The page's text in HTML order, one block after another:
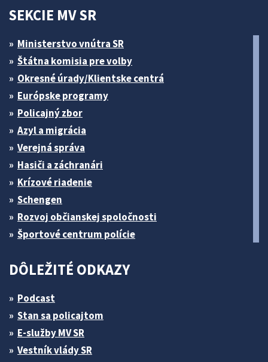
SEKCIE MV SR
Ministerstvo vnútra SR
Štátna komisia pre volby
Okresné úrady/Klientske centrá
Európske programy
Policajný zbor
Azyl a migrácia
Verejná správa
Hasiči a záchranári
Krízové riadenie
Schengen
Rozvoj občianskej spoločnosti
Športové centrum polície
DÔLEŽITÉ ODKAZY
Podcast
Stan sa policajtom
E-služby MV SR
Vestník vlády SR